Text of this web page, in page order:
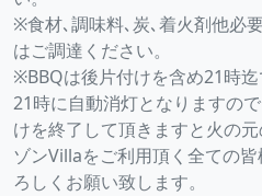
※食材､調味料､炭､着火剤他必
はご調達ください。
※BBQは後片付けを含め21時
21時に自動消灯となりますの
けを終了して頂きますと火の
ゾンVillaをご利用頂く全ての
ろしくお願い致します。